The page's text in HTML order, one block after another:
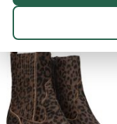
enkellaarsjes!